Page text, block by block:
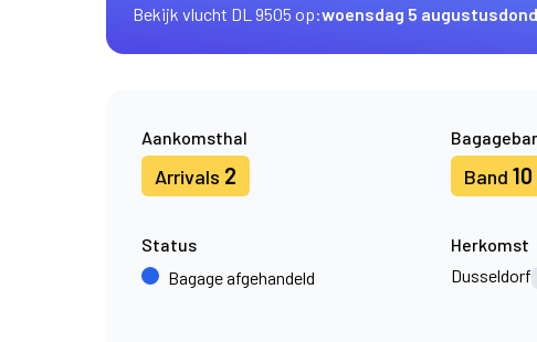
Bekijk vlucht DL 9505 op:woensdag 5 augustus
Aankomsthal
Arrivals 2 Band 10
Status
Bagage afgehandeld
Herkomst
Dusseldorf